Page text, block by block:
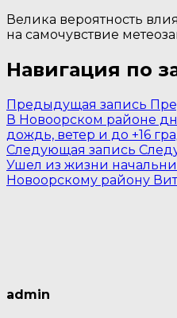
Велика вероятность
на самочувствие
Навигация по
Предыдущая запись
В Новоорском районе
дождь, ветер и до +16
Следующая запись
Ушел из жизни
Новоорскому району
admin